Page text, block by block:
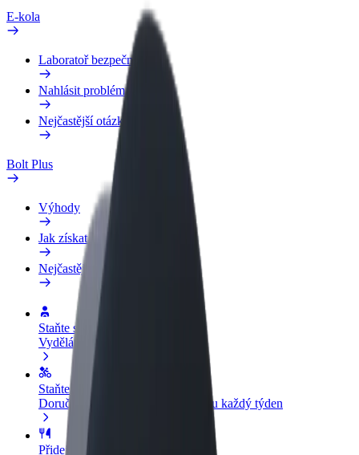
E-kola
Laboratoř bezpečnosti
Nahlásit problém
Nejčastější otázky
Bolt Plus
Výhody
Jak získat členství
Nejčastější otázky
Staňte se řidičem
Vydělávejte podle sebe
Staňte se kurýrem
Doručujte jídlo a dostávejte výplatu každý týden
Přidejte restauraci nebo obchod